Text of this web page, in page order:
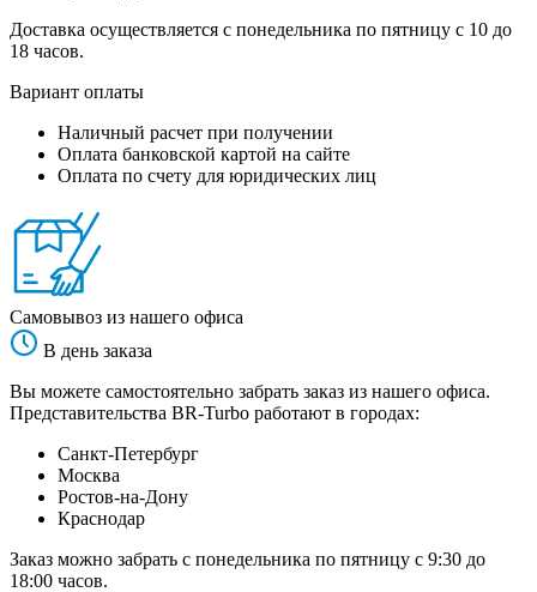
Доставка осуществляется с понедельника по пятницу с 10 до
18 часов.
Вариант оплаты
Наличный расчет при получении
Оплата банковской картой на сайте
Оплата по счету для юридических лиц
Самовывоз из нашего офиса
В день заказа
Вы можете самостоятельно забрать заказ из нашего офиса.
Представительства BR-Turbo работают в городах:
Санкт-Петербург
Москва
Ростов-на-Дону
Краснодар
Заказ можно забрать с понедельника по пятницу с 9:30 до
18:00 часов.